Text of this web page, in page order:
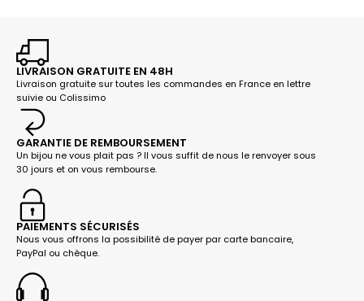
LIVRAISON GRATUITE EN 48H
Livraison gratuite sur toutes les commandes en France en lettre
suivie ou Colissimo
GARANTIE DE REMBOURSEMENT
Un bijou ne vous plait pas ? Il vous suffit de nous le renvoyer sous
30 jours et on vous rembourse.
PAIEMENTS SÉCURISÉS
Nous vous offrons la possibilité de payer par carte bancaire,
PayPal ou chèque.